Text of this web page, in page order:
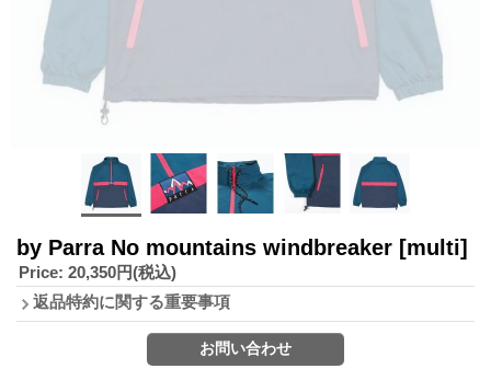
by Parra No mountains windbreaker [multi]
Price: 20,350円(税込)
返品特約に関する重要事項